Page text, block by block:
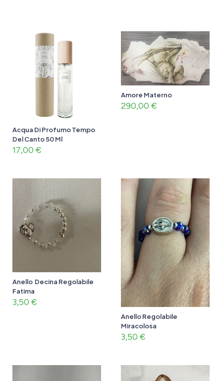
Acqua Di Profumo Tempo
Del Canto 50 Ml
17,00 €
Amore Materno
290,00 €
Anello Decina Regolabile
Fatima
3,50 €
Anello Regolabile
Miracolosa
3,50 €